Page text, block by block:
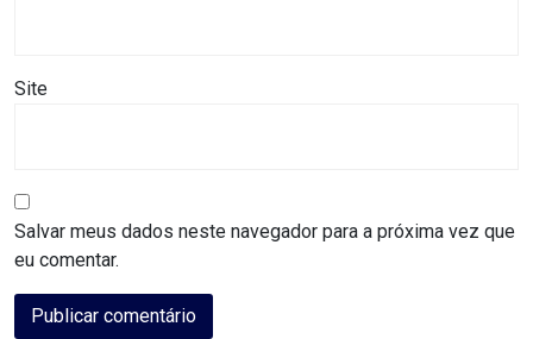
FEDERAL
DE
Site
Salvar meus dados neste navegador para a próxima vez que
eu comentar.